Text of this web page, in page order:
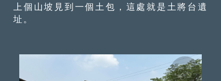
上個山坡見到一個土包，這處就是土將台遺
址。